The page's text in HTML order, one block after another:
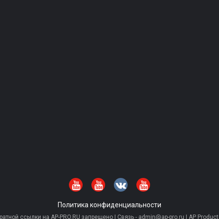
Политика конфиденциальности
ссылки на AP-PRO.RU запрещено | Связь - admin@ap-pro.ru | AP